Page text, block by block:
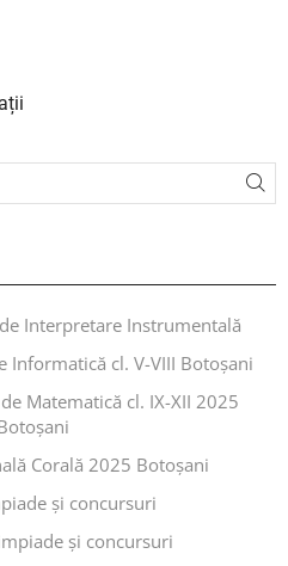
Interpretare Instrumentală
Informatică cl. V-VIII Botoșani
Matematică cl. IX-XII 2025
Corală 2025 Botoșani
și concursuri
și concursuri